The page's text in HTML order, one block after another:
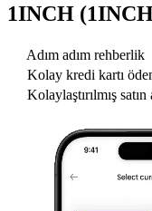
1INCH
Adım adım rehberlik
Kolay kredi kartı
Kolaylaştırılmış